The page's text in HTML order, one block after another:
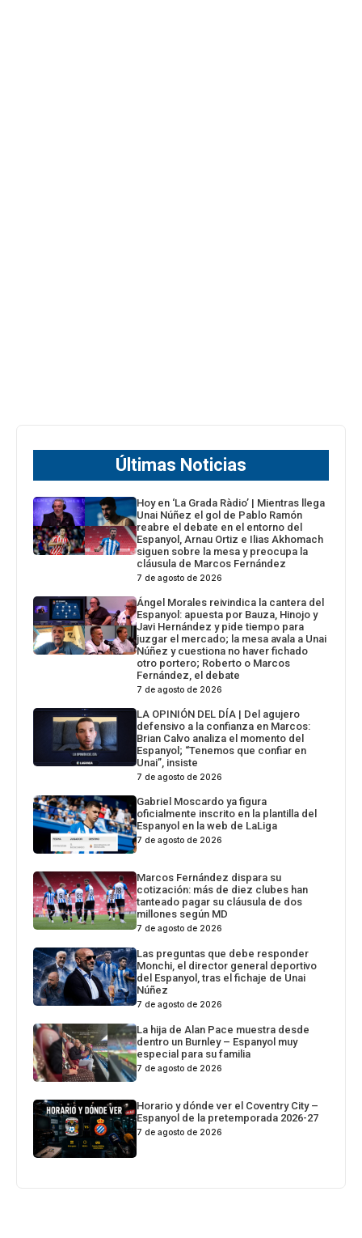
Últimas Noticias
Hoy en ‘La Grada Ràdio’ | Mientras llega
Unai Núñez el gol de Pablo Ramón
reabre el debate en el entorno del
Espanyol, Arnau Ortiz e Ilias Akhomach
siguen sobre la mesa y preocupa la
cláusula de Marcos Fernández
7 de agosto de 2026
Ángel Morales reivindica la cantera del
Espanyol: apuesta por Bauza, Hinojo y
Javi Hernández y pide tiempo para
juzgar el mercado; la mesa avala a Unai
Núñez y cuestiona no haver fichado
otro portero; Roberto o Marcos
Fernández, el debate
7 de agosto de 2026
LA OPINIÓN DEL DÍA | Del agujero
defensivo a la confianza en Marcos:
Brian Calvo analiza el momento del
Espanyol; “Tenemos que confiar en
Unai”, insiste
7 de agosto de 2026
Gabriel Moscardo ya figura
oficialmente inscrito en la plantilla del
Espanyol en la web de LaLiga
7 de agosto de 2026
Marcos Fernández dispara su
cotización: más de diez clubes han
tanteado pagar su cláusula de dos
millones según MD
7 de agosto de 2026
Las preguntas que debe responder
Monchi, el director general deportivo
del Espanyol, tras el fichaje de Unai
Núñez
7 de agosto de 2026
La hija de Alan Pace muestra desde
dentro un Burnley – Espanyol muy
especial para su familia
7 de agosto de 2026
Horario y dónde ver el Coventry City –
Espanyol de la pretemporada 2026-27
7 de agosto de 2026